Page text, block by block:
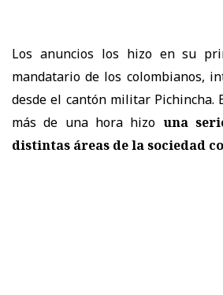
Los anuncios los hizo en su
mandatario de los colombianos,
desde el cantón militar Pichincha.
más de una hora hizo una
distintas áreas de la sociedad